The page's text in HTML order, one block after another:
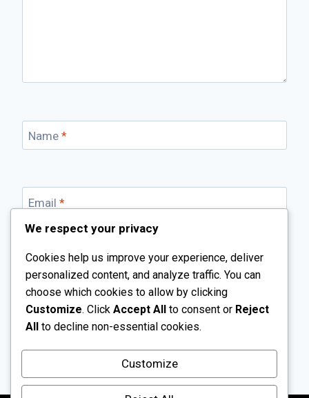
Name *
Email *
Website
Save my name, email, and website in this browser for
the next time I comment.
We respect your privacy
Cookies help us improve your experience, deliver
personalized content, and analyze traffic. You can
choose which cookies to allow by clicking
Customize. Click Accept All to consent or Reject
All to decline non-essential cookies.
Customize